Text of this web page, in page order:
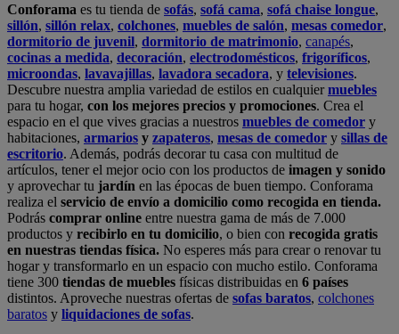
Conforama es tu tienda de sofás, sofá cama, sofá chaise longue,
sillón, sillón relax, colchones, muebles de salón, mesas comedor,
dormitorio de juvenil, dormitorio de matrimonio, canapés,
cocinas a medida, decoración, electrodomésticos, frigoríficos,
microondas, lavavajillas, lavadora secadora, y televisiones.
Descubre nuestra amplia variedad de estilos en cualquiermuebles
para tu hogar, con los mejores precios y promociones. Crea el
espacio en el que vives gracias a nuestros muebles de comedor y
habitaciones, armarios y zapateros, mesas de comedor y sillas de
escritorio. Además, podrás decorar tu casa con multitud de
artículos, tener el mejor ocio con los productos de imagen y sonido
y aprovechar tu jardín en las épocas de buen tiempo. Conforama
realiza el servicio de envío a domicilio como recogida en tienda.
Podrás comprar online entre nuestra gama de más de 7.000
productos y recibirlo en tu domicilio, o bien con recogida gratis
en nuestras tiendas física. No esperes más para crear o renovar tu
hogar y transformarlo en un espacio con mucho estilo. Conforama
tiene 300 tiendas de muebles físicas distribuidas en 6 países
distintos. Aproveche nuestras ofertas de sofas baratos, colchones
baratos y liquidaciones de sofas.